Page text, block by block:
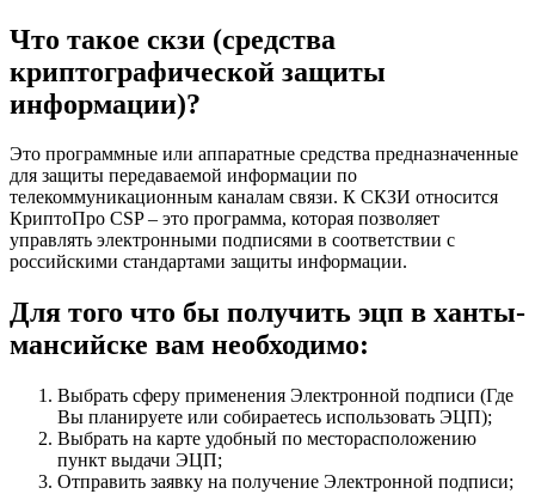
Что такое скзи (средства
криптографической защиты
информации)?
Это программные или аппаратные средства предназначенные
для защиты передаваемой информации по
телекоммуникационным каналам связи. К СКЗИ относится
КриптоПро CSP – это программа, которая позволяет
управлять электронными подписями в соответствии с
российскими стандартами защиты информации.
Для того что бы получить эцп в ханты-
мансийске вам необходимо:
Выбрать сферу применения Электронной подписи (Где
Вы планируете или собираетесь использовать ЭЦП);
Выбрать на карте удобный по месторасположению
пункт выдачи ЭЦП;
Отправить заявку на получение Электронной подписи;